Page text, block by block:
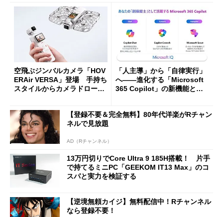
空飛ぶジンバルカメラ「HOV
ERAir VERSA」登場 手持ち
スタイルからカメラドローン
「人主導」から「自律実行」
へ――進化する「Microsoft
365 Copilot」の新機能とエ
【登録不要＆完全無料】80年代洋楽がRチャン
ネルで見放題
AD（Rチャンネル）
13万円切りでCore Ultra 9 185H搭載！ 片手
で持てるミニPC「GEEKOM IT13 Max」のコ
スパと実力を検証する
【逆境無頼カイジ】無料配信中！Rチャンネル
なら登録不要！